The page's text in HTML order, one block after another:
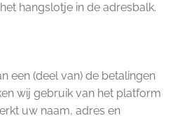
hangslotje in de adresbalk.
een (deel van) de betalingen
wij gebruik van het platform
uw naam, adres en